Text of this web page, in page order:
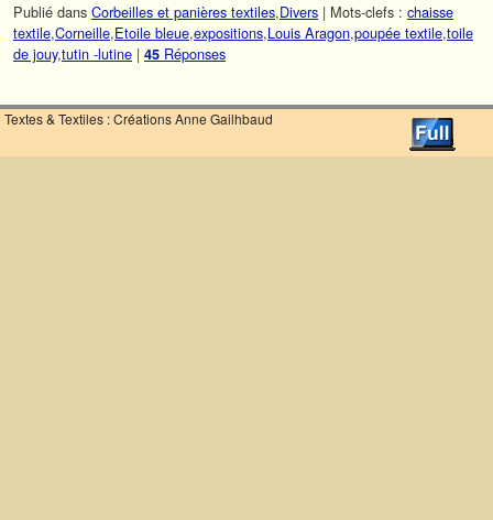
Publié dans Corbeilles et panières textiles,Divers | Mots-clefs : chaisse
textile,Corneille,Etoile bleue,expositions,Louis Aragon,poupée textile,toile
de jouy,tutin -lutine | 45 Réponses
Textes & Textiles : Créations Anne Gailhbaud